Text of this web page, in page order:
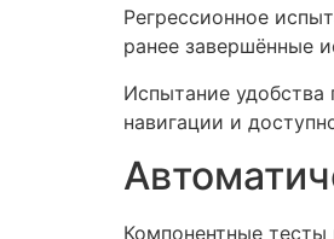
Регрессионное
ранее завершённые
Испытание удобства
навигации и
Компонентные